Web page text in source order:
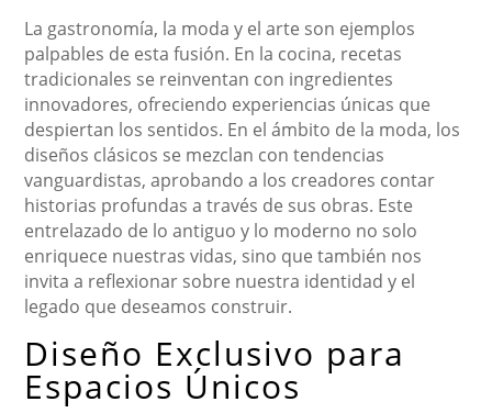
La gastronomía, la moda y el arte son ejemplos
palpables de esta fusión. En la cocina, recetas
tradicionales se reinventan con ingredientes
innovadores, ofreciendo experiencias únicas que
despiertan los sentidos. En el ámbito de la moda, los
diseños clásicos se mezclan con tendencias
vanguardistas, aprobando a los creadores contar
historias profundas a través de sus obras. Este
entrelazado de lo antiguo y lo moderno no solo
enriquece nuestras vidas, sino que también nos
invita a reflexionar sobre nuestra identidad y el
legado que deseamos construir.
Diseño Exclusivo para
Espacios Únicos